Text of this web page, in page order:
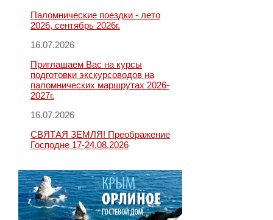
Паломнические поездки - лето
2026, сентябрь 2026г.
16.07.2026
Приглашаем Вас на курсы
подготовки экскурсоводов на
паломнических маршрутах 2026-
2027г.
16.07.2026
СВЯТАЯ ЗЕМЛЯ! Преображение
Господне 17-24.08.2026